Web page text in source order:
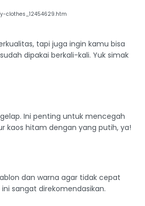
clothes_12454629.htm
tapi juga ingin kamu bisa
dipakai berkali-kali. Yuk simak
Ini penting untuk mencegah
kaos hitam dengan yang putih, ya!
dan warna agar tidak cepat
sangat direkomendasikan.